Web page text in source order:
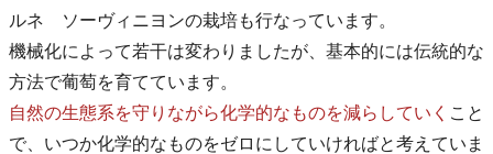
ルネ ソーヴィニヨンの栽培も行なっています。
機械化によって若干は変わりましたが、基本的には伝統的な
方法で葡萄を育てています。
自然の生態系を守りながら化学的なものを減らしていく こと
で、いつか化学的なものをゼロにしていければと考えていま